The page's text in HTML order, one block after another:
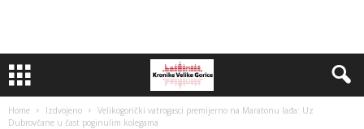
Home Izdvojeno
Velikogorički vatrogasci premijerno na Maratonu lađa: Uz
Dubrovčane u čast poginulim kolegama